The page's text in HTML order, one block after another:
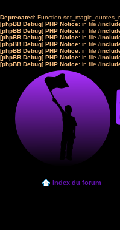
Deprecated: Function
[phpBB Debug] PHP Notice: in file /
[phpBB Debug] PHP Notice: in file /
[phpBB Debug] PHP Notice: in file /
[phpBB Debug] PHP Notice: in file /
[phpBB Debug] PHP Notice: in file /
[phpBB Debug] PHP Notice: in file /
[phpBB Debug] PHP Notice: in file /
Index du forum